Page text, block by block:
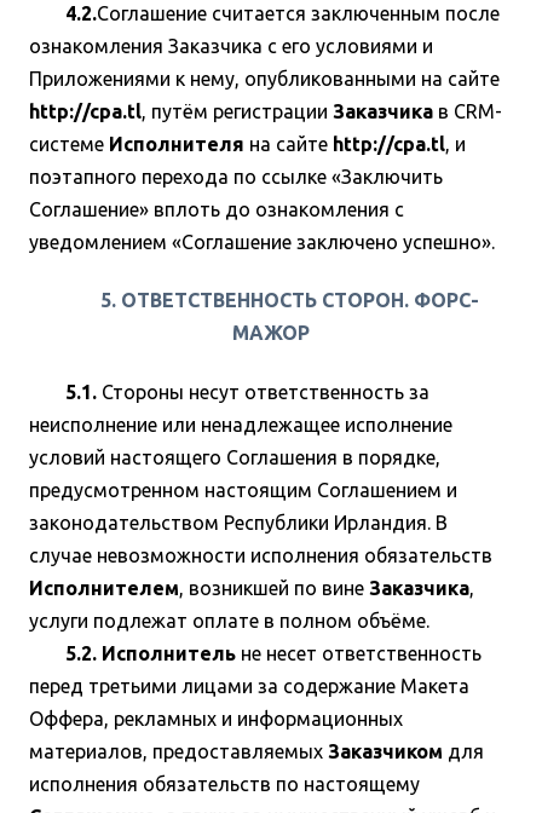
4.2.Соглашение считается заключенным после
ознакомления Заказчика с его условиями и
Приложениями к нему, опубликованными на сайте
http://cpa.tl, путём регистрации Заказчика в CRM-
системе Исполнителя на сайте http://cpa.tl, и
поэтапного перехода по ссылке «Заключить
Соглашение» вплоть до ознакомления с
уведомлением «Соглашение заключено успешно».
5. ОТВЕТСТВЕННОСТЬ СТОРОН. ФОРС-
МАЖОР
5.1. Стороны несут ответственность за
неисполнение или ненадлежащее исполнение
условий настоящего Соглашения в порядке,
предусмотренном настоящим Соглашением и
законодательством Республики Ирландия. В
случае невозможности исполнения обязательств
Исполнителем , возникшей по вине Заказчика
услуги подлежат оплате в полном объёме.
5.2. Исполнитель не несет ответственность
перед третьими лицами за содержание Макета
Оффера, рекламных и информационных
материалов, предоставляемых Заказчиком для
исполнения обязательств по настоящему